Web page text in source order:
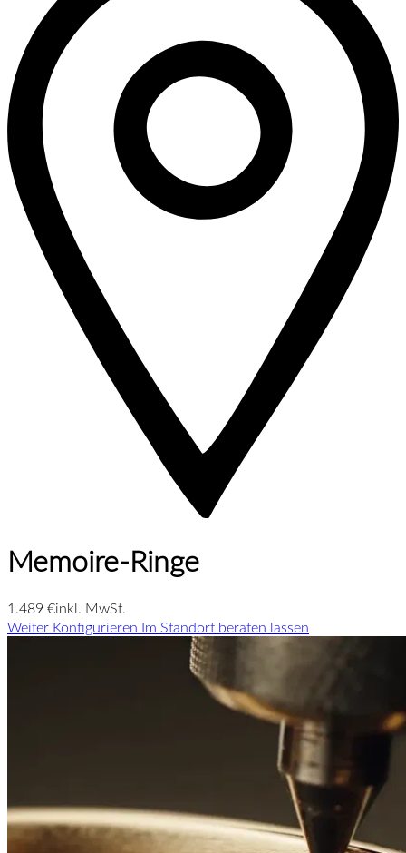
Memoire-Ringe
1.489 €inkl. MwSt.
Weiter Konfigurieren Im Standort beraten lassen